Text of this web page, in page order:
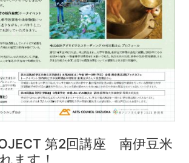
第2回講座 南伊豆米
ます！